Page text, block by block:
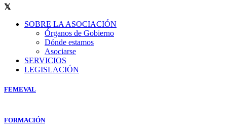
SOBRE LA ASOCIACIÓN
Órganos de Gobierno
Dónde estamos
Asociarse
SERVICIOS
LEGISLACIÓN
FEMEVAL
FORMACIÓN